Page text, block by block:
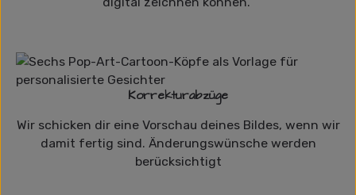
Korrekturabzüge
Wir schicken dir eine Vorschau deines Bildes, wenn wir
damit fertig sind. Änderungswünsche werden
berücksichtigt